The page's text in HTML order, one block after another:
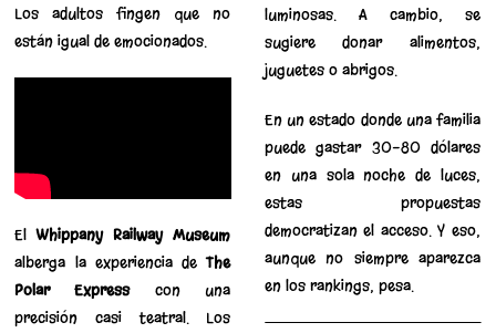
Los adultos fingen que no
están igual de emocionados.
ElWhippany Railway Museum
alberga la experiencia deThe
Polar Expresscon una
precisión casi teatral. Los
luminosas. A cambio, se
sugiere donar alimentos,
juguetes o abrigos.
En un estado donde una familia
puede gastar 30-80 dólares
en una sola noche de luces,
estas propuestas
democratizan el acceso. Y eso,
aunque no siempre aparezca
en los rankings, pesa.